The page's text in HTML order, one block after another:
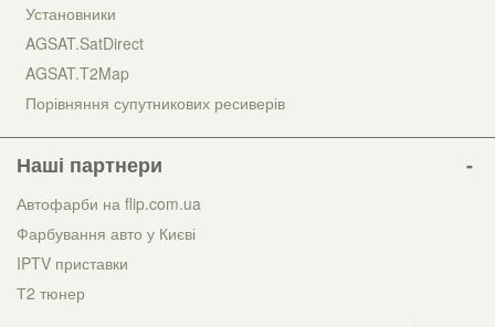
Установники
AGSAT.SatDirect
AGSAT.T2Map
Порівняння супутникових ресиверів
Наші партнери
Автофарби на flip.com.ua
Фарбування авто у Києві
IPTV приставки
Т2 тюнер